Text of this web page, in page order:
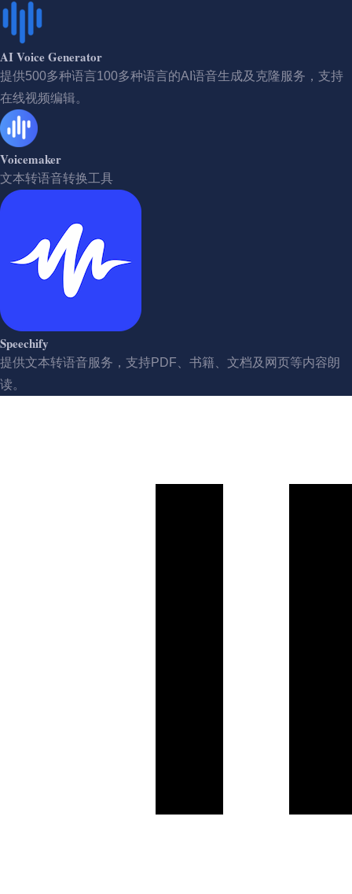
AI Voice Generator
提供500多种语言100多种语言的AI语音生成及克隆服务，支持
在线视频编辑。
Voicemaker
文本转语音转换工具
Speechify
提供文本转语音服务，支持PDF、书籍、文档及网页等内容朗
读。